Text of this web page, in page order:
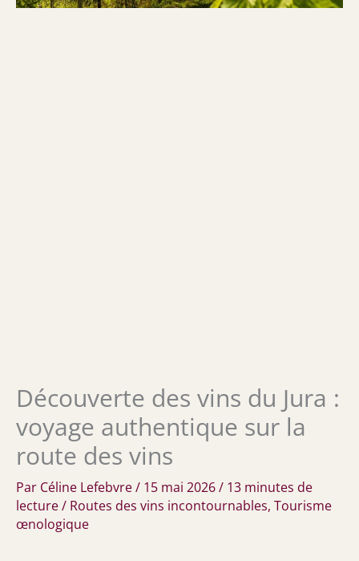
Découverte des vins du Jura :
voyage authentique sur la
route des vins
Par Céline Lefebvre/ 15 mai 2026/ 13 minutes de
lecture/ Routes des vins incontournables, Tourisme
œnologique